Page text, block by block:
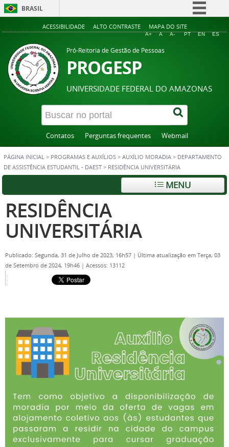
BRASIL
Simplifique!
Acesso à informação
Legislação
Canais
ACESSIBILIDADE ALTO CONTRASTE MAPA DO SITE
A+ A A- PT EN ES
Pró-Reitoria de Gestão de Pessoas
PROGESP
UNIVERSIDADE FEDERAL DO AMAZONAS
Contatos Perguntas frequentes Webmail
PÁGINA INICIAL > PROGRAMAS E AUXÍLIOS > AUXÍLIO MORADIA > DEPARTAMENTO
DE ASSISTÊNCIA ESTUDANTIL - DAEST > RESIDÊNCIA UNIVERSITÁRIA
MENU
RESIDÊNCIA
UNIVERSITÁRIA
Publicado: Segunda, 31 de Julho de 2023, 16h57 | Última atualização em Terça, 03
de Setembro de 2024, 19h46 | Acessos: 13112